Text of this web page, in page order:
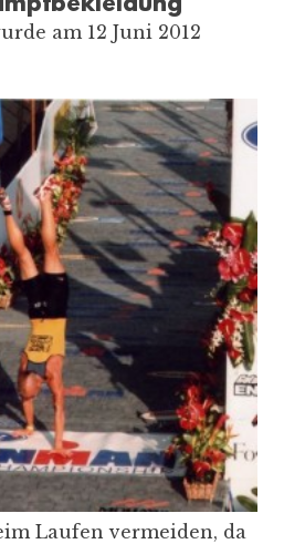
am 12 Juni 2012
Laufen vermeiden, da